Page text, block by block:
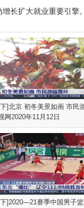
长扩大就业重要引擎
]北京 初冬美景如画 市民
网2020年11月12日
]2020—21赛季中国男子